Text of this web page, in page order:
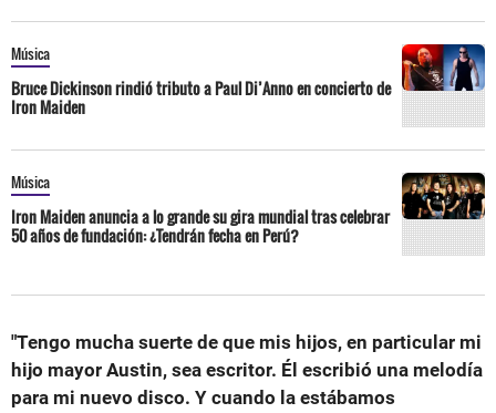
Música
Bruce Dickinson rindió tributo a Paul Di’Anno en concierto de
Iron Maiden
Música
Iron Maiden anuncia a lo grande su gira mundial tras celebrar
50 años de fundación: ¿Tendrán fecha en Perú?
"Tengo mucha suerte de que mis hijos, en particular mi
hijo mayor Austin, sea escritor. Él escribió una melodía
para mi nuevo disco. Y cuando la estábamos